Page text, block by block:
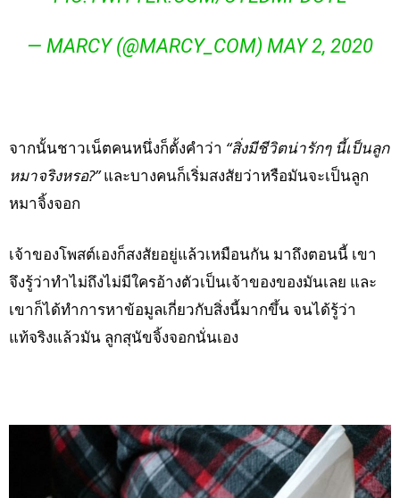
— MARCY (@MARCY_COM) MAY 2, 2020
จากนั้นชาวเน็ตคนหนึ่งก็ตั้งคำว่า “สิ่งมีชีวิตน่ารักๆ นี้เป็นลูก
หมาจริงหรอ?”และบางคนก็เริ่มสงสัยว่าหรือมันจะเป็นลูก
หมาจิ้งจอก
เจ้าของโพสต์เองก็สงสัยอยู่แล้วเหมือนกัน มาถึงตอนนี้ เขา
จึงรู้ว่าทำไม่ถึงไม่มีใครอ้างตัวเป็นเจ้าของของมันเลย และ
เขาก็ได้ทำการหาข้อมูลเกี่ยวกับสิ่งนี้มากขึ้น จนได้รู้ว่า
แท้จริงแล้วมัน ลูกสุนัขจิ้งจอกนั่นเอง